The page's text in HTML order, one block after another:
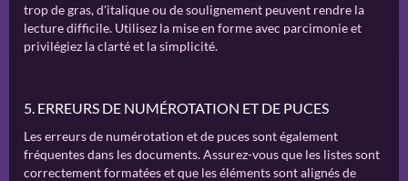
trop de gras, d'italique ou de soulignement peuvent rendre la
lecture difficile. Utilisez la mise en forme avec parcimonie et
privilégiez la clarté et la simplicité.
5. ERREURS DE NUMÉROTATION ET DE PUCES
Les erreurs de numérotation et de puces sont également
fréquentes dans les documents. Assurez-vous que les listes sont
correctement formatées et que les éléments sont alignés de